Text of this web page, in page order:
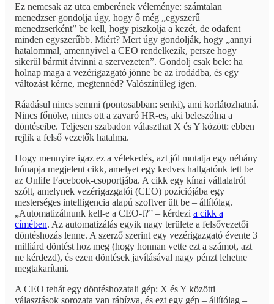
Ez nemcsak az utca emberének véleménye: számtalan
menedzser gondolja úgy, hogy ő még „egyszerű
menedzserként” be kell, hogy piszkolja a kezét, de odafent
minden egyszerűbb. Miért? Mert úgy gondolják, hogy „annyi
hatalommal, amennyivel a CEO rendelkezik, persze hogy
sikerül bármit átvinni a szervezeten”. Gondolj csak bele: ha
holnap maga a vezérigazgató jönne be az irodádba, és egy
változást kérne, megtennéd? Valószínűleg igen.
Ráadásul nincs semmi (pontosabban: senki), ami korlátozhatná.
Nincs főnöke, nincs ott a zavaró HR-es, aki beleszólna a
döntéseibe. Teljesen szabadon választhat X és Y között: ebben
rejlik a felső vezetők hatalma.
Hogy mennyire igaz ez a vélekedés, azt jól mutatja egy néhány
hónapja megjelent cikk, amelyet egy kedves hallgatónk tett be
az Onlife Facebook-csoportjába. A cikk egy kínai vállalatról
szólt, amelynek vezérigazgatói (CEO) pozíciójába egy
mesterséges intelligencia alapú szoftver ült be – állítólag.
„Automatizálnunk kell-e a CEO-t?” – kérdezi a cikk a
címében. Az automatizálás egyik nagy területe a felsővezetői
döntéshozás lenne. A szerző szerint egy vezérigazgató évente 3
milliárd döntést hoz meg (hogy honnan vette ezt a számot, azt
ne kérdezd), és ezen döntések javításával nagy pénzt lehetne
megtakarítani.
A CEO tehát egy döntéshozatali gép: X és Y közötti
választások sorozata van rábízva, és ezt egy gép – állítólag –